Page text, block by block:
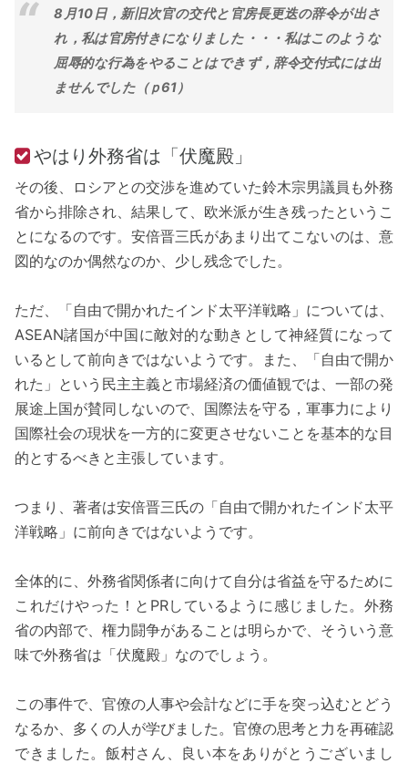
8月10日，新旧次官の交代と官房長更迭の辞令が出さ
れ，私は官房付きになりました・・・私はこのような
屈辱的な行為をやることはできず，辞令交付式には出
ませんでした（ｐ61）
やはり外務省は「伏魔殿」
その後、ロシアとの交渉を進めていた鈴木宗男議員も外務
省から排除され、結果して、欧米派が生き残ったというこ
とになるのです。安倍晋三氏があまり出てこないのは、意
図的なのか偶然なのか、少し残念でした。
ただ、「自由で開かれたインド太平洋戦略」については、
ASEAN諸国が中国に敵対的な動きとして神経質になって
いるとして前向きではないようです。また、「自由で開か
れた」という民主主義と市場経済の価値観では、一部の発
展途上国が賛同しないので、国際法を守る，軍事力により
国際社会の現状を一方的に変更させないことを基本的な目
的とするべきと主張しています。
つまり、著者は安倍晋三氏の「自由で開かれたインド太平
洋戦略」に前向きではないようです。
全体的に、外務省関係者に向けて自分は省益を守るために
これだけやった！とPRしているように感じました。外務
省の内部で、権力闘争があることは明らかで、そういう意
味で外務省は「伏魔殿」なのでしょう。
この事件で、官僚の人事や会計などに手を突っ込むとどう
なるか、多くの人が学びました。官僚の思考と力を再確認
できました。飯村さん、良い本をありがとうございまし